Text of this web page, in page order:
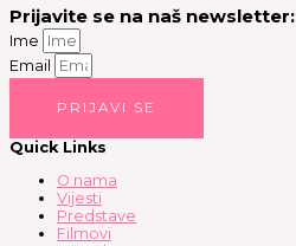
Prijavite se na naš newsletter:
Ime
Email
PRIJAVI SE
Quick Links
O nama
Vijesti
Predstave
Filmovi